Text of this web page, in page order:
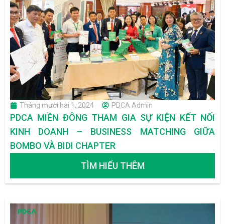
Tháng mười hai 1, 2024 PDCA Admin
PDCA MIỀN ĐÔNG THAM GIA SỰ KIỆN KẾT NỐI
KINH DOANH – BUSINESS MATCHING GIỮA
BOMBO VÀ BIDI CHAPTER
TÌM HIỂU THÊM